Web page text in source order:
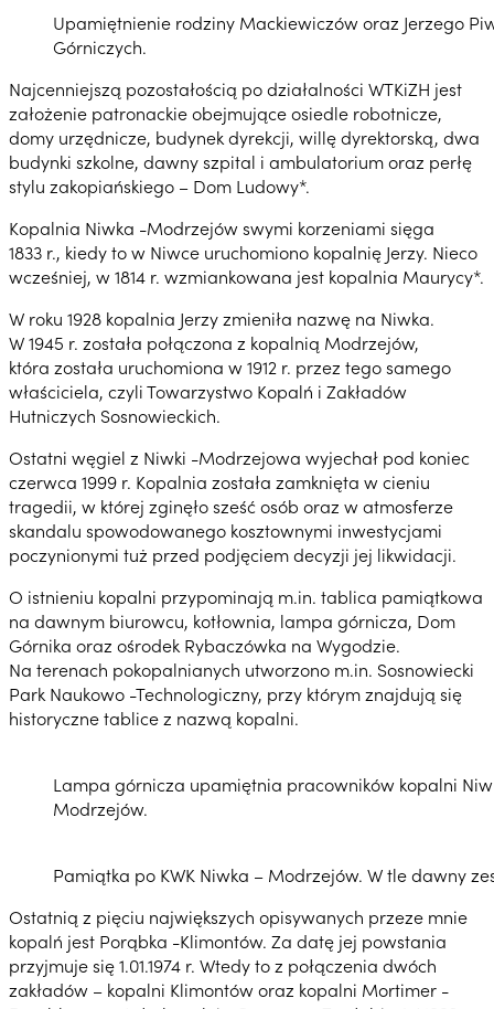
Upamiętnienie rodziny Mackiewiczów oraz Jerzego
Górniczych.
Najcenniejszą pozostałością po działalności WTKiZH jest
założenie patronackie obejmujące osiedle robotnicze,
domy urzędnicze, budynek dyrekcji, willę dyrektorską, dwa
budynki szkolne, dawny szpital i ambulatorium oraz perłę
stylu zakopiańskiego – Dom Ludowy*.
Kopalnia Niwka -Modrzejów swymi korzeniami sięga
1833 r., kiedy to w Niwce uruchomiono kopalnię Jerzy. Nieco
wcześniej, w 1814 r. wzmiankowana jest kopalnia Maurycy*.
W roku 1928 kopalnia Jerzy zmieniła nazwę na Niwka.
W 1945 r. została połączona z kopalnią Modrzejów,
która została uruchomiona w 1912 r. przez tego samego
właściciela, czyli Towarzystwo Kopalń i Zakładów
Hutniczych Sosnowieckich.
Ostatni węgiel z Niwki -Modrzejowa wyjechał pod koniec
czerwca 1999 r. Kopalnia została zamknięta w cieniu
tragedii, w której zginęło sześć osób oraz w atmosferze
skandalu spowodowanego kosztownymi inwestycjami
poczynionymi tuż przed podjęciem decyzji jej likwidacji.
O istnieniu kopalni przypominają m.in. tablica pamiątkowa
na dawnym biurowcu, kotłownia, lampa górnicza, Dom
Górnika oraz ośrodek Rybaczówka na Wygodzie.
Na terenach pokopalnianych utworzono m.in. Sosnowiecki
Park Naukowo -Technologiczny, przy którym znajdują się
historyczne tablice z nazwą kopalni.
Lampa górnicza upamiętnia pracowników kopalni
Modrzejów.
Pamiątka po KWK Niwka – Modrzejów. W tle dawny
Ostatnią z pięciu największych opisywanych przeze mnie
kopalń jest Porąbka -Klimontów. Za datę jej powstania
przyjmuje się 1.01.1974 r. Wtedy to z połączenia dwóch
zakładów – kopalni Klimontów oraz kopalni Mortimer -